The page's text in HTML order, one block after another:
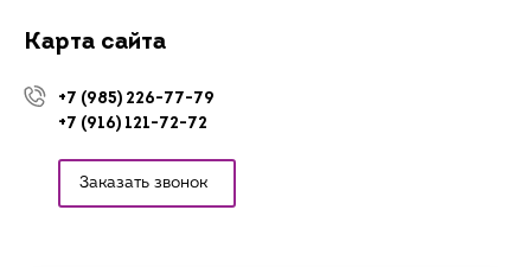
Карта сайта
+7 (985) 226-77-79
+7 (916) 121-72-72
Заказать звонок